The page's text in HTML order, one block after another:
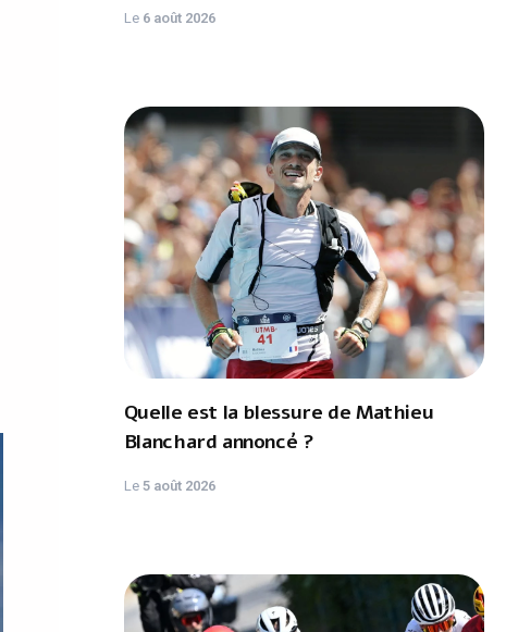
Le 6 août 2026
Quelle est la blessure de Mathieu
Blanchard annoncé ?
Le 5 août 2026